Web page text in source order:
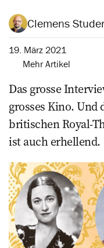
Clemens
19. März 2021
Mehr Artikel
Das grosse
grosses Kino. Und
britischen Royal-
ist auch erhellend.